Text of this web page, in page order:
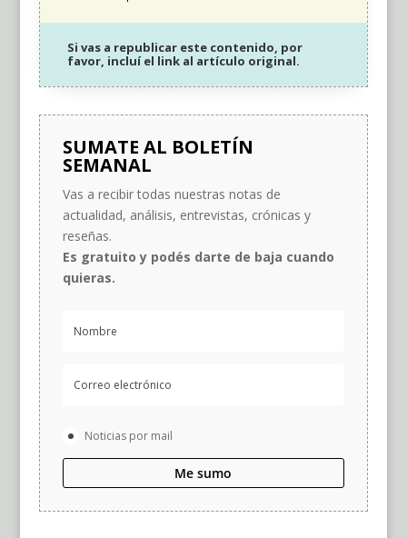
Si vas a republicar este contenido, por
favor, incluí el link al artículo original.
SUMATE AL BOLETÍN
SEMANAL
Vas a recibir todas nuestras notas de
actualidad, análisis, entrevistas, crónicas y
reseñas.
Es gratuito y podés darte de baja cuando
quieras.
Noticias por mail
Me sumo